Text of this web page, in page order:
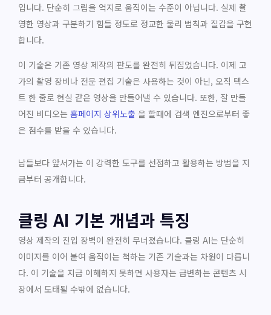
입니다. 단순히 그림을 억지로 움직이는 수준이 아닙니다. 실제 촬
영한 영상과 구분하기 힘들 정도로 정교한 물리 법칙과 질감을 구현
합니다.
이 기술은 기존 영상 제작의 판도를 완전히 뒤집었습니다. 이제 고
가의 촬영 장비나 전문 편집 기술은 사용하는 것이 아닌, 오직 텍스
트 한 줄로 현실 같은 영상을 만들어낼 수 있습니다. 또한, 잘 만들
어진 비디오는 홈페이지 상위노출 을 할때에 검색 엔진으로부터 좋
은 점수를 받을 수 있습니다.
남들보다 앞서가는 이 강력한 도구를 선점하고 활용하는 방법을 지
금부터 공개합니다.
클링 AI 기본 개념과 특징
영상 제작의 진입 장벽이 완전히 무너졌습니다. 클링 AI는 단순히
이미지를 이어 붙여 움직이는 척하는 기존 기술과는 차원이 다릅니
다. 이 기술을 지금 이해하지 못하면 사용자는 급변하는 콘텐츠 시
장에서 도태될 수밖에 없습니다.